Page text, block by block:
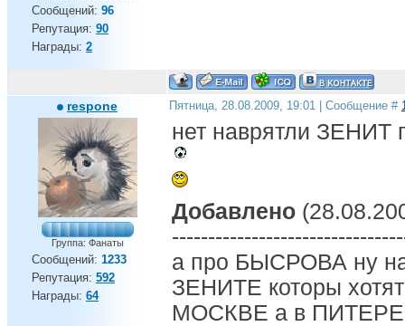
Сообщений: 96
Репутация: 90
Награды: 2
respone
Группа: Фанаты
Сообщений: 1233
Репутация: 592
Награды: 64
Пятница, 28.08.2009, 19:01 | Сообщение #
нет наврятли ЗЕНИТ
Добавлено
а про БЫСРОВА ну
ЗЕНИТЕ которы
МОСКВЕ а в